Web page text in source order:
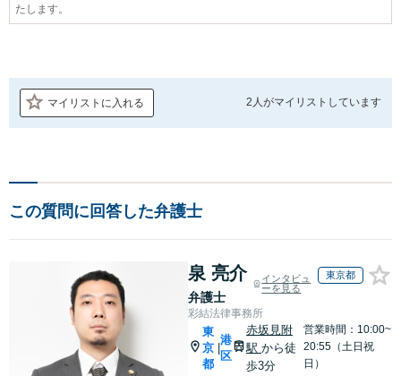
たします。
マイリストに入れる 2人がマイリストしています
この質問に回答した弁護士
泉 亮介
弁護士
インタビュ
ーを見る
東京都
彩結法律事務所
東
京
都
港
区
赤坂見附
駅 から徒
歩3分
営業時間：10:00~
20:55（土日祝
日）